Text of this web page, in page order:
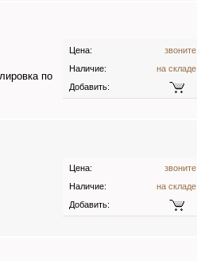
Цена:
звоните
Наличие:
на складе
Добавить:
по
Цена:
звоните
Наличие:
на складе
Добавить: